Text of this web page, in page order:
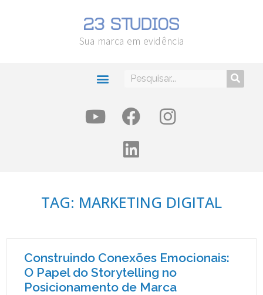
Sua marca em evidência
TAG: MARKETING DIGITAL
Construindo Conexões Emocionais:
O Papel do Storytelling no
Posicionamento de Marca